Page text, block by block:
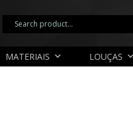
MATERIAIS LOUÇAS